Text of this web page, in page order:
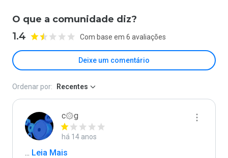
O que a comunidade diz?
1.4 Com base em 6 avaliações
Deixe um comentário
Ordenar por: Recentes
c۞g
há 14 anos
... Leia Mais